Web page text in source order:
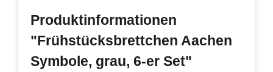
Produktinformationen
"Frühstücksbrettchen Aachen
Symbole, grau, 6-er Set"